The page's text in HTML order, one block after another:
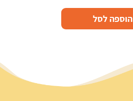
הוספה לסל